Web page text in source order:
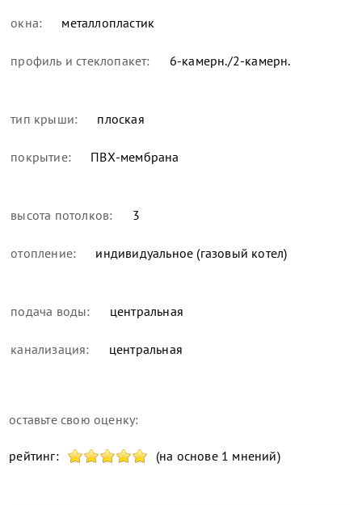
окна: металлопластик
профиль и стеклопакет: 6-камерн./2-камерн.
тип крыши: плоская
покрытие: ПВХ-мембрана
высота потолков: 3
отопление: индивидуальное (газовый котел)
подача воды: центральная
канализация: центральная
оставьте свою оценку:
рейтинг: (на основе 1 мнений)